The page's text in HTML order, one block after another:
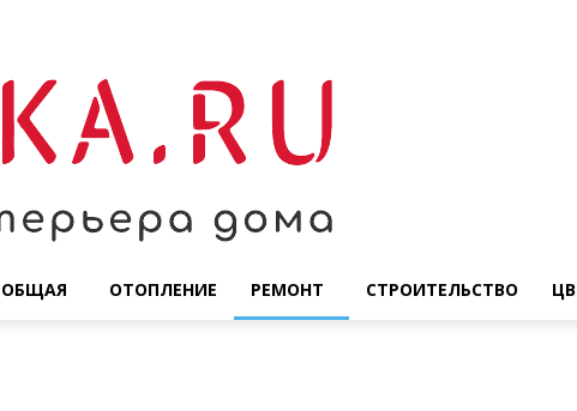
ОБЩАЯ ОТОПЛЕНИЕ РЕМОНТ СТРОИТЕЛЬСТВО